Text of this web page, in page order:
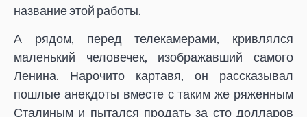
название этой работы.
А рядом, перед телекамерами, кривлялся
маленький человечек, изображавший самого
Ленина. Нарочито картавя, он рассказывал
пошлые анекдоты вместе с таким же ряженным
Сталиным и пытался продать за сто долларов